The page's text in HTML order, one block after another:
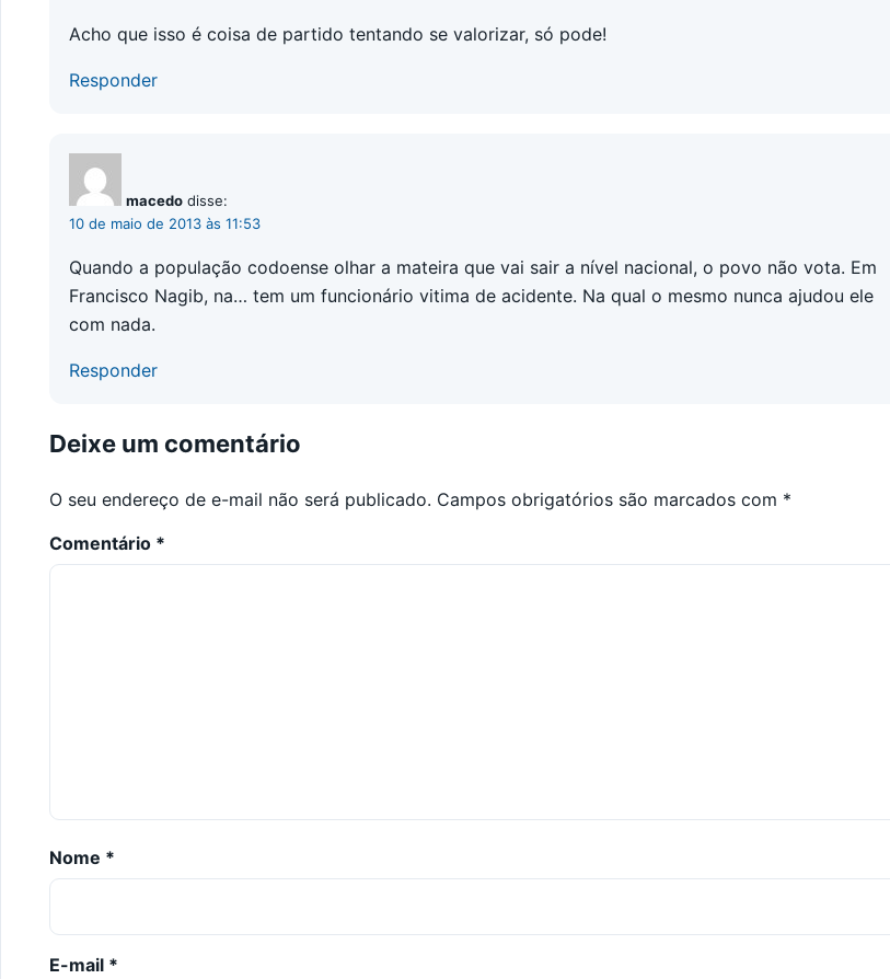
Acho que isso é coisa de partido tentando se valorizar, só pode!
Responder
macedo disse:
10 de maio de 2013 às 11:53
Quando a população codoense olhar a mateira que vai sair a nível nacional, o povo não vota. Em
Francisco Nagib, na… tem um funcionário vitima de acidente. Na qual o mesmo nunca ajudou ele
com nada.
Responder
Deixe um comentário
O seu endereço de e-mail não será publicado. Campos obrigatórios são marcados com *
Comentário *
Nome *
E-mail *